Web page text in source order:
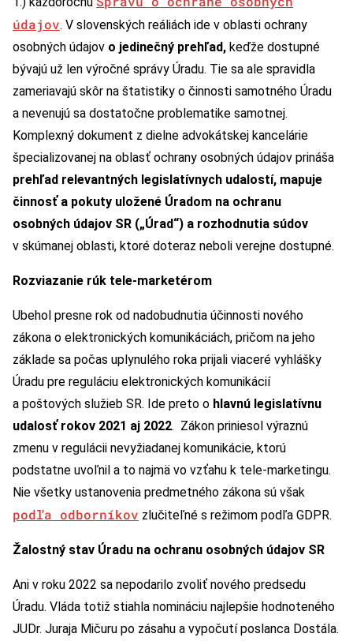
údajov. V slovenských reáliách ide v oblasti ochrany
osobných údajov o jedinečný prehľad, keďže dostupné
bývajú už len výročné správy Úradu. Tie sa ale spravidla
zameriavajú skôr na štatistiky o činnosti samotného Úradu
a nevenujú sa dostatočne problematike samotnej.
Komplexný dokument z dielne advokátskej kancelárie
špecializovanej na oblasť ochrany osobných údajov prináša
prehľad relevantných legislatívnych udalostí, mapuje
činnosť a pokuty uložené Úradom na ochranu
osobných údajov SR („Úrad“) a rozhodnutia súdov
v skúmanej oblasti, ktoré doteraz neboli verejne dostupné.
Rozviazanie rúk tele-marketérom
Ubehol presne rok od nadobudnutia účinnosti nového
zákona o elektronických komunikáciách, pričom na jeho
základe sa počas uplynulého roka prijali viaceré vyhlášky
Úradu pre reguláciu elektronických komunikácií
a poštových služieb SR. Ide preto o hlavnú legislatívnu
udalosť rokov 2021 aj 2022. Zákon priniesol výraznú
zmenu v regulácii nevyžiadanej komunikácie, ktorú
podstatne uvoľnil a to najmä vo vzťahu k tele-marketingu.
Nie všetky ustanovenia predmetného zákona sú však
podľa odborníkov zlučiteľné s režimom podľa GDPR.
Žalostný stav Úradu na ochranu osobných údajov SR
Ani v roku 2022 sa nepodarilo zvoliť nového predsedu
Úradu. Vláda totiž stiahla nomináciu najlepšie hodnoteného
JUDr. Juraja Mičuru po zásahu a vypočutí poslanca Dostála.